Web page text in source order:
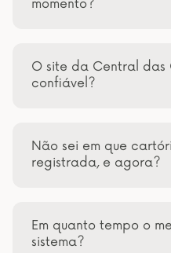
momento?
O site da Central das
confiável?
Não sei em que
registrada, e agora?
Em quanto tempo o
sistema?